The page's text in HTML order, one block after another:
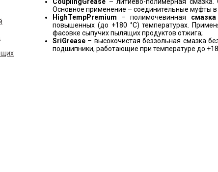
Основное применение – соединительные муфты
HighTempPremium – полимочевинная смазка
повышенных (до +180 °C) температурах.
фасовке сыпучих пылящих продуктов отжига;
SriGrease – высокочистая беззольная смазка
подшипники, работающие при температуре до